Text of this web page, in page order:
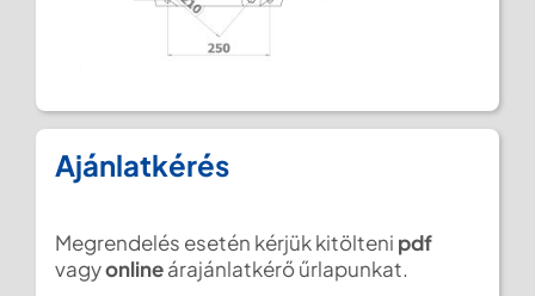
Ajánlatkérés
Megrendelés esetén kérjük kitölteni pdf
vagyonlineárajánlatkérő űrlapunkat.